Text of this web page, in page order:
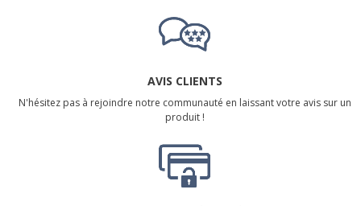
AVIS CLIENTS
N'hésitez pas à rejoindre notre communauté en laissant votre avis sur un
produit !